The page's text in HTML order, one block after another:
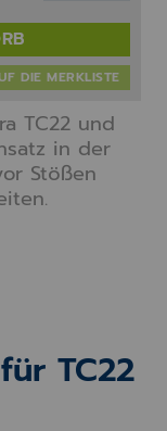
DIE MERKLISTE
TC22 und
in der
Stößen
TC22